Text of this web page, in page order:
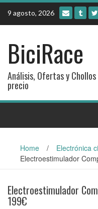
Skip
content
9 agosto, 2026
BiciRace
Análisis, Ofertas y
precio
Home / Electrónica
Electroestimulador
Electroestimulador
199€